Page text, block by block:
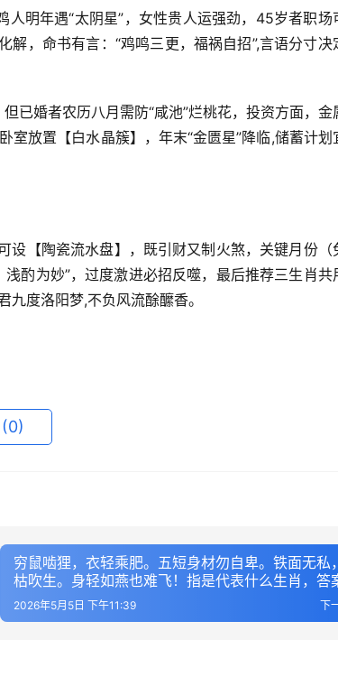
人明年遇“太阴星”，女性贵人运强劲，45岁者职场
，命书有言：“鸡鸣三更，福祸自招”,言语分寸决
已婚者农历八月需防“咸池”烂桃花，投资方面，金
室放置【白水晶簇】，年末“金匮星”降临,储蓄计划
设【陶瓷流水盘】，既引财又制火煞，关键月份（
酌为妙”，过度激进必招反噬，最后推荐三生肖共
九度洛阳梦,不负风流酴醿香。
(0)
穷鼠啮狸，衣轻乘肥。五短身材勿自卑。铁面无私
枯吹生。身轻如燕也难飞！指是代表什么生肖，答
准解析
下
2026年5月5日 下午11:39